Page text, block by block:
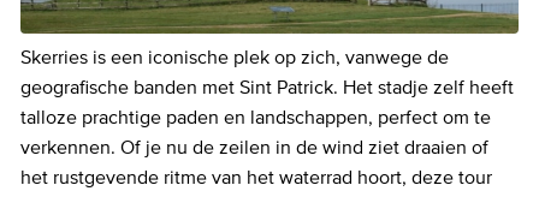
Skerries is een iconische plek op zich, vanwege de
geografische banden met Sint Patrick. Het stadje zelf heeft
talloze prachtige paden en landschappen, perfect om te
verkennen. Of je nu de zeilen in de wind ziet draaien of
het rustgevende ritme van het waterrad hoort, deze tour